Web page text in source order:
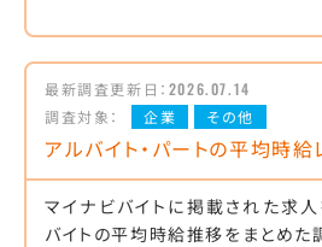
最新調査更新日： 2026.07.14
調査対象：
企業 その他
アルバイト・パートの平均時給
マイナビバイトに掲載された求人
バイトの平均時給推移をまとめた